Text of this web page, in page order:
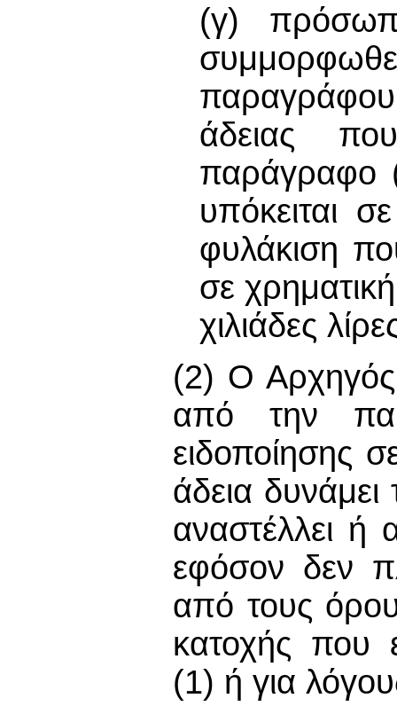
(γ)
άδειας
παράγραφο
υπόκειται
φυλάκιση
σε
χιλιάδες
(2) Ο Αρχηγός
από την
ειδοποίησης
άδεια
αναστέλλει ή
εφόσον δεν
από τους
κατοχής που
(1) ή για